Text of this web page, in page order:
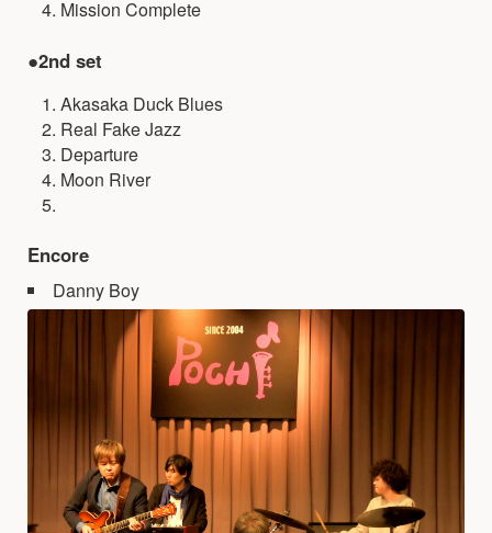
Mission Complete
●2nd set
Akasaka Duck Blues
Real Fake Jazz
Departure
Moon River
Encore
Danny Boy